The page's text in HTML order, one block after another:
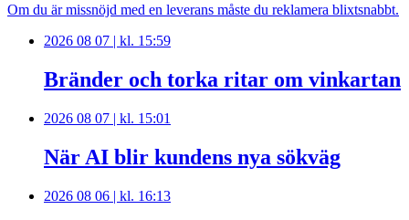
Om du är missnöjd med en leverans måste du reklamera blixtsnabbt.
2026 08 07 | kl. 15:59
Bränder och torka ritar om vinkartan
2026 08 07 | kl. 15:01
När AI blir kundens nya sökväg
2026 08 06 | kl. 16:13